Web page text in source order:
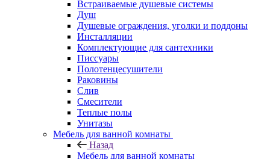
Встраиваемые душевые системы
Душ
Душевые ограждения, уголки и поддоны
Инсталляции
Комплектующие для сантехники
Писсуары
Полотенцесушители
Раковины
Слив
Смесители
Теплые полы
Унитазы
Мебель для ванной комнаты
Назад
Мебель для ванной комнаты